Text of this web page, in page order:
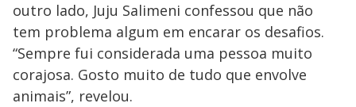
outro lado, Juju Salimeni confessou que não
tem problema algum em encarar os desafios.
“Sempre fui considerada uma pessoa muito
corajosa. Gosto muito de tudo que envolve
animais”, revelou.